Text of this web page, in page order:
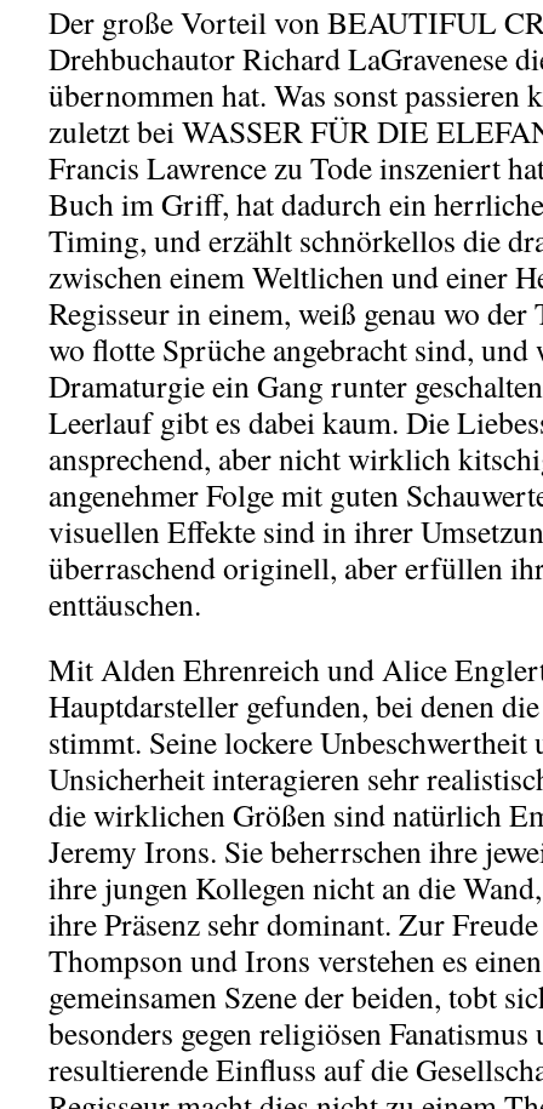
Der große Vorteil von BEAUTIFUL
Drehbuchautor Richard LaGravenese
übernommen hat. Was sonst passieren
zuletzt bei WASSER FÜR DIE
Francis Lawrence zu Tode inszeniert
Buch im Griff, hat dadurch ein
Timing, und erzählt schnörkellos die
zwischen einem Weltlichen und einer
Regisseur in einem, weiß genau wo
wo flotte Sprüche angebracht sind, und
Dramaturgie ein Gang runter
Leerlauf gibt es dabei kaum. Die
ansprechend, aber nicht wirklich
angenehmer Folge mit guten
visuellen Effekte sind in ihrer
überraschend originell, aber erfüllen
enttäuschen.
Mit Alden Ehrenreich und Alice
Hauptdarsteller gefunden, bei denen
stimmt. Seine lockere
Unsicherheit interagieren sehr
die wirklichen Größen sind natürlich
Jeremy Irons. Sie beherrschen ihre
ihre jungen Kollegen nicht an die
ihre Präsenz sehr dominant. Zur
Thompson und Irons verstehen es
gemeinsamen Szene der beiden, tobt
besonders gegen religiösen Fanatismus
resultierende Einfluss auf die